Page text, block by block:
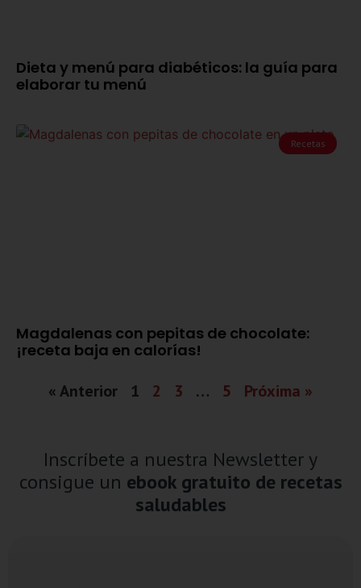
Dieta y menú para diabéticos: la guía para
elaborar tu menú
Recetas
Magdalenas con pepitas de chocolate:
¡receta baja en calorías!
« Anterior 1 2 3 … 5 Próxima »
Inscríbete a nuestra Newsletter y
consigue un ebook gratuito de recetas
saludables